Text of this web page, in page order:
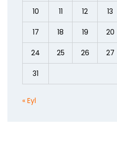
10 11 12 13
17 18 19 20
24 25 26 27
31
« Eyl